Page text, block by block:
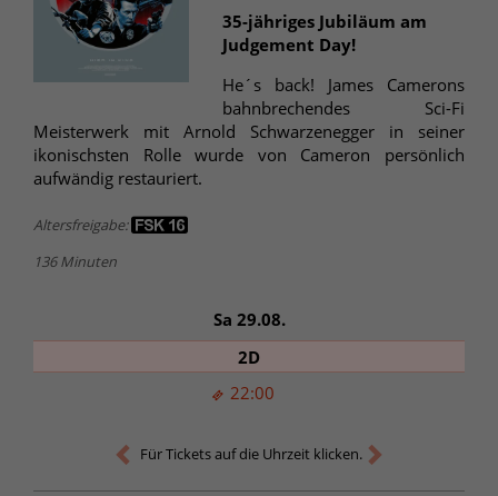
35-jähriges Jubiläum am
Judgement Day!
He´s back! James Camerons
bahnbrechendes Sci-Fi
Meisterwerk mit Arnold Schwarzenegger in seiner
ikonischsten Rolle wurde von Cameron persönlich
aufwändig restauriert.
Altersfreigabe:
136 Minuten
Sa 29.08.
22:00
2D
Für Tickets auf die Uhrzeit klicken.